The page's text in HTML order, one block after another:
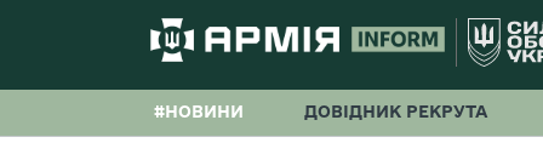
#НОВИНИ ДОВІДНИК РЕКРУТА